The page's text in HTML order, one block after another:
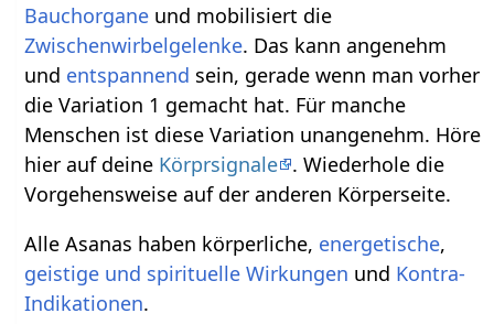
Bauchorgane und mobilisiert die
Zwischenwirbelgelenke. Das kann angenehm
und entspannend sein, gerade wenn man vorher
die Variation 1 gemacht hat. Für manche
Menschen ist diese Variation unangenehm. Höre
hier auf deine Körprsignale . Wiederhole die
Vorgehensweise auf der anderen Körperseite.
Alle Asanas haben körperliche, energetische,
geistige und spirituelle Wirkungen und Kontra-
Indikationen.